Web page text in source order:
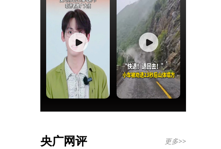
央广网评 更多>>